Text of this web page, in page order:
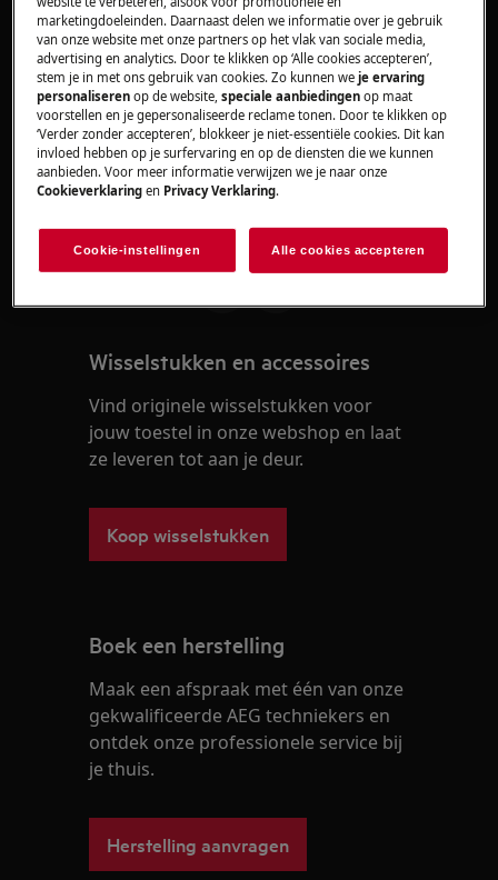
Oplossing
Neem contact op met onze servicedienst
voor een afspraak.
Wanneer de bovenstaande suggesties het
probleem niet hebben opgelost, adviseren wij
een bezoek van een technicus aan te vragen.
Was dit artikel nuttig?
Wisselstukken en accessoires
Vind originele wisselstukken voor
jouw toestel in onze webshop en laat
ze leveren tot aan je deur.
Koop wisselstukken
Boek een herstelling
Maak een afspraak met één van onze
gekwalificeerde AEG techniekers en
ontdek onze professionele service bij
je thuis.
Herstelling aanvragen
marketingdoeleinden. Daarnaast delen we informatie over je gebruik
van onze website met onze partners op het vlak van sociale media,
advertising en analytics. Door te klikken op ‘Alle cookies accepteren’,
stem je in met ons gebruik van cookies. Zo kunnen weje ervaring
personaliseren op de website,speciale aanbiedingen op maat
voorstellen en je gepersonaliseerde reclame tonen. Door te klikken op
‘Verder zonder accepteren’, blokkeer je niet-essentiële cookies. Dit kan
invloed hebben op je surfervaring en op de diensten die we kunnen
aanbieden. Voor meer informatie verwijzen we je naar onze
Cookieverklaring en Privacy Verklaring.
Cookie-instellingen Alle cookies accepteren